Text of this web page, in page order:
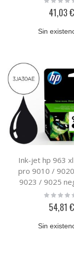
41,03 €
Sin
Ink-jet hp 963
pro 9010 /
9023 / 9025
paginas
Rating:
54,81 €
Sin